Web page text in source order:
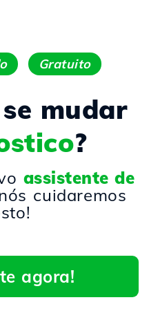
Gratuito
mudar
?
assistente de
cuidaremos
agora!